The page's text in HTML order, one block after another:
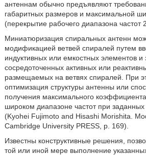
антеннам обычно предъявляют
габаритных размеров и максимальной
(перекрытие рабочего диапазона частот
Миниатюризация спиральных антенн
модификацией ветвей спиралей путем
индуктивных или емкостных элементов и
сосредоточенных активных или
размещаемых на ветвях спиралей. При
оптимизация структуры антенны или
получения максимального
широком диапазоне частот при
(Kyohei Fujimoto and Hisashi Morishita.
Cambridge University PRESS, p. 169).
Известны конструктивные решения,
той или иной мере выполнение